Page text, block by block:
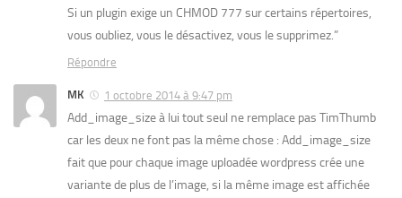
Si un plugin exige un CHMOD 777 sur certains répertoires,
vous oubliez, vous le désactivez, vous le supprimez.”
Répondre
MK 1 octobre 2014 à 9:47 pm
Add_image_size à lui tout seul ne remplace pas TimThumb
car les deux ne font pas la même chose : Add_image_size
fait que pour chaque image uploadée wordpress crée une
variante de plus de l’image, si la même image est affichée